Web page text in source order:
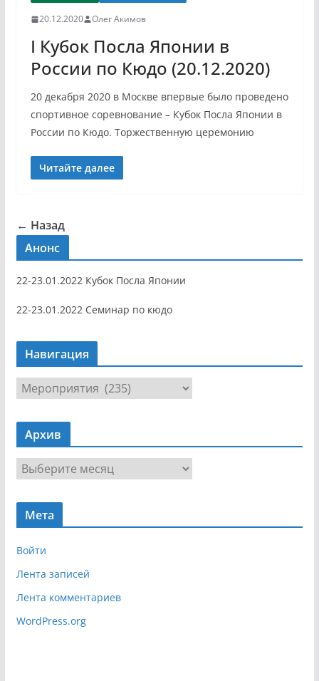
20.12.2020 Олег Акимов
I Кубок Посла Японии в
России по Кюдо (20.12.2020)
20 декабря 2020 в Москве впервые было проведено
спортивное соревнование – Кубок Посла Японии в
России по Кюдо. Торжественную церемонию
Читайте далее
← Назад
Анонс
22-23.01.2022 Кубок Посла Японии
22-23.01.2022 Семинар по кюдо
Навигация
Н
а
в
г
я
Архив
р
х
Мета
Войти
Лента записей
Лента комментариев
WordPress.org